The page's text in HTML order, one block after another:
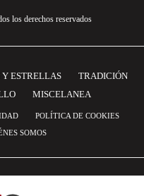
los derechos reservados
ESTRELLAS
TRADICIÓN
MISCELANEA
POLÍTICA DE COOKIES
SOMOS